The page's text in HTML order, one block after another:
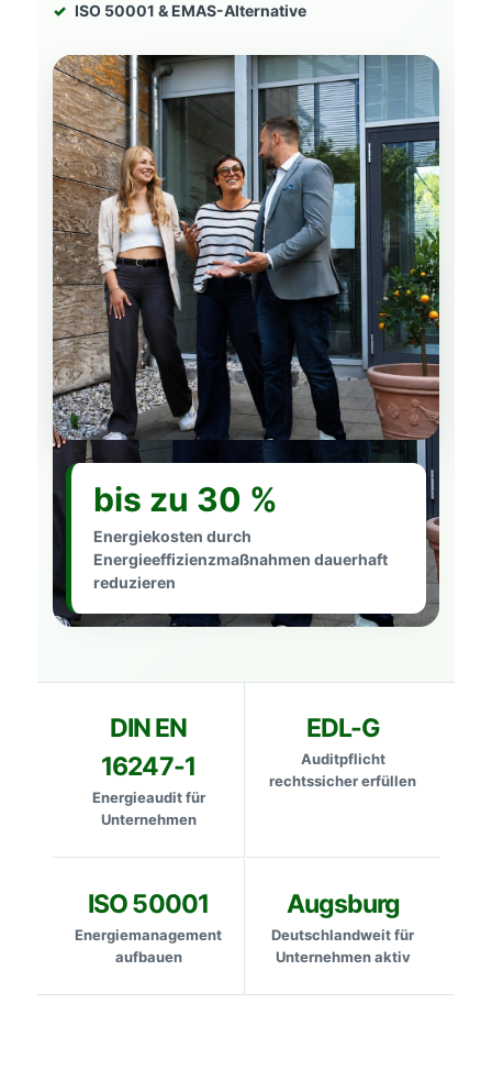
ISO 50001 & EMAS-Alternative
bis zu 30 %
Energiekosten durch
Energieeffizienzmaßnahmen dauerhaft
reduzieren
DIN EN
16247-1
Energieaudit für
Unternehmen
EDL-G
Auditpflicht
rechtssicher erfüllen
ISO 50001
Energiemanagement
aufbauen
Augsburg
Deutschlandweit für
Unternehmen aktiv